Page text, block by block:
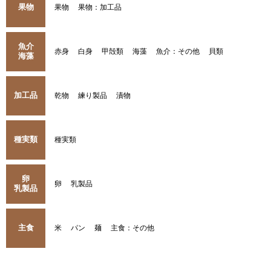
果物 果物 果物：加工品
魚介
海藻
赤身 白身 甲殻類 海藻 魚介：その他 貝類
加工品 乾物 練り製品 漬物
種実類 種実類
卵
乳製品
卵 乳製品
主食 米 パン 麺 主食：その他